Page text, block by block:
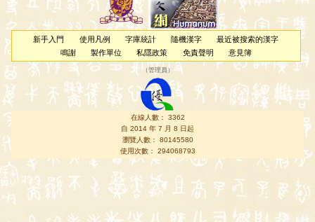
新手入門 使用凡例 字庫統計 隨機漢字
最近被搜索的漢字
鳴謝
製作單位 私隱政策 免責聲明 意見簿
（管理員 ）
在線人數： 3362
自 2014 年 7 月 8 日起
瀏覽人數： 80145580
使用次數： 294068793